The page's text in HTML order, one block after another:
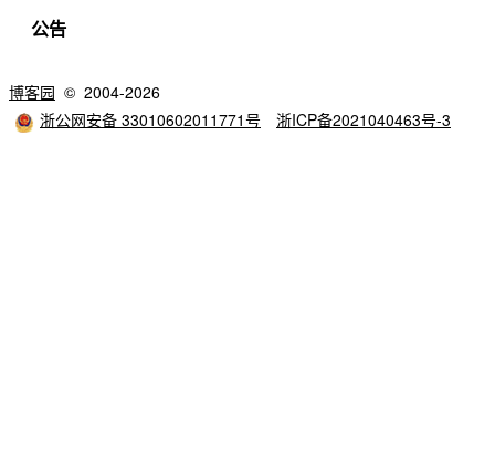
公告
博客园 © 2004-2026
浙公网安备 33010602011771号
浙ICP备2021040463号-3